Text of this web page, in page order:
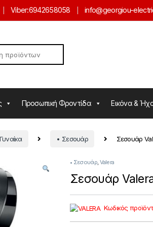
Viber:6942658058 info@georgiou-
Προσωπική Φροντίδα Εικόνα &
• Σεσουάρ Σεσουάρ
• Σεσουάρ, Valera
Σεσουάρ
Κωδικός